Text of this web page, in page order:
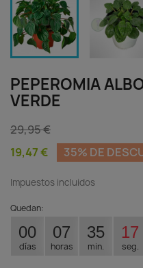
PEPEROMIA
VERDE
29,95 €
19,47 €
35% DE
Impuestos incluidos
Quedan:
00
días
07
horas
35
min.
17
seg.